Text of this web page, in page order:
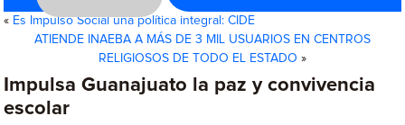
« Es Impulso Social una política integral: CIDE
ATIENDE INAEBA A MÁS DE 3 MIL USUARIOS EN CENTROS
RELIGIOSOS DE TODO EL ESTADO »
Impulsa Guanajuato la paz y convivencia
escolar